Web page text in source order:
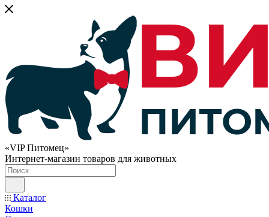
«VIP Питомец»
Интернет-магазин товаров для животных
Каталог
Кошки